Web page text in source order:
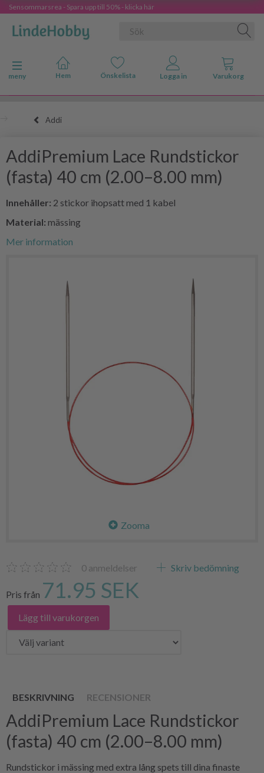
Sensommarsrea - Spara upp till 50% - klicka här
Ändra navigering
meny
Addi
AddiPremium Lace Rundstickor
(fasta) 40 cm (2.00–8.00 mm)
Innehåller: 2 stickor ihopsatt med 1 kabel
Material: mässing
Mer information
Zooma
0 anmeldelser Skriv bedömning
Pris från 71.95 SEK
Lägg till varukorgen
BESKRIVNING RECENSIONER
AddiPremium Lace Rundstickor
(fasta) 40 cm (2.00–8.00 mm)
Rundstickor i mässing med extra lång spets till dina finaste